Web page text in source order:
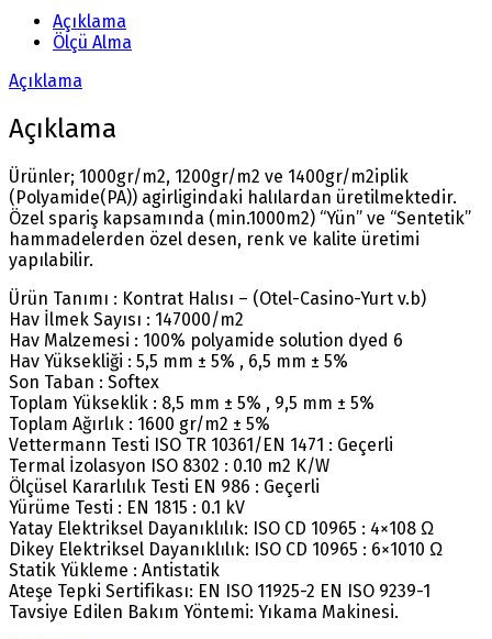
Açıklama
Ölçü Alma
Açıklama
Açıklama
Ürünler; 1000gr/m2, 1200gr/m2 ve 1400gr/m2iplik
(Polyamide(PA)) agirligindaki halılardan üretilmektedir.
Özel spariş kapsamında (min.1000m2) “Yün” ve “Sentetik”
hammadelerden özel desen, renk ve kalite üretimi
yapılabilir.
Ürün Tanımı : Kontrat Halısı – (Otel-Casino-Yurt v.b)
Hav İlmek Sayısı : 147000/m2
Hav Malzemesi : 100% polyamide solution dyed 6
Hav Yüksekliği : 5,5 mm ± 5% , 6,5 mm ± 5%
Son Taban : Softex
Toplam Yükseklik : 8,5 mm ± 5% , 9,5 mm ± 5%
Toplam Ağırlık : 1600 gr/m2 ± 5%
Vettermann Testi ISO TR 10361/EN 1471 : Geçerli
Termal İzolasyon ISO 8302 : 0.10 m2 K/W
Ölçüsel Kararlılık Testi EN 986 : Geçerli
Yürüme Testi : EN 1815 : 0.1 kV
Yatay Elektriksel Dayanıklılık: ISO CD 10965 : 4×108 Ω
Dikey Elektriksel Dayanıklılık: ISO CD 10965 : 6×1010 Ω
Statik Yükleme : Antistatik
Ateşe Tepki Sertifikası: EN ISO 11925-2 EN ISO 9239-1
Tavsiye Edilen Bakım Yöntemi: Yıkama Makinesi.